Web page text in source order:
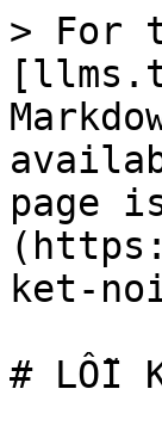
> For
page
ket-
# LỖI